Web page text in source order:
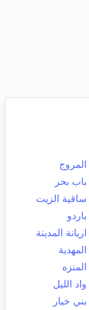
المروج
باب بحر
ساقية الزيت
باردو
اريانة المدينة
المهدية
المنزه
واد الليل
بني خيار